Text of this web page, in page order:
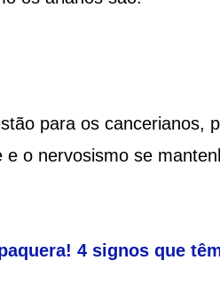
para os cancerianos,
o nervosismo se
4 signos que